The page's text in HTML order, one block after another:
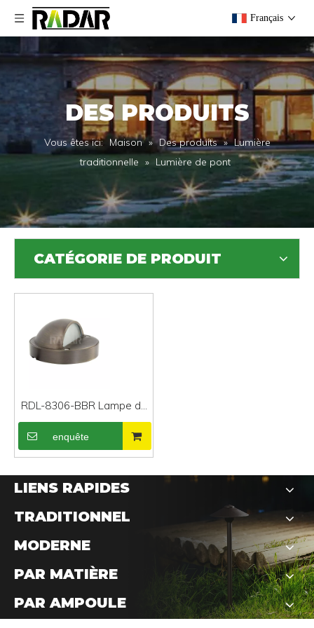
Français
DES PRODUITS
Vous êtes ici: Maison » Des produits » Lumière
traditionnelle » Lumière de pont
CATÉGORIE DE PRODUIT
RDL-8306-BBR Lampe de
terrasse extérieure en
bronze étanche
enquête
LIENS RAPIDES
TRADITIONNEL
MODERNE
PAR MATIÈRE
PAR AMPOULE